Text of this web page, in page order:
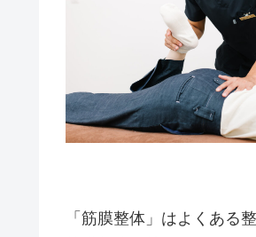
「筋膜整体」はよくある